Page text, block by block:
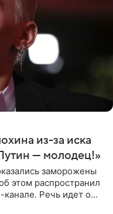
из-за иска
— молодец!»
заморожены
этом распространил
канале. Речь идет о